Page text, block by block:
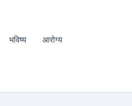
भविष्य
आरोग्य